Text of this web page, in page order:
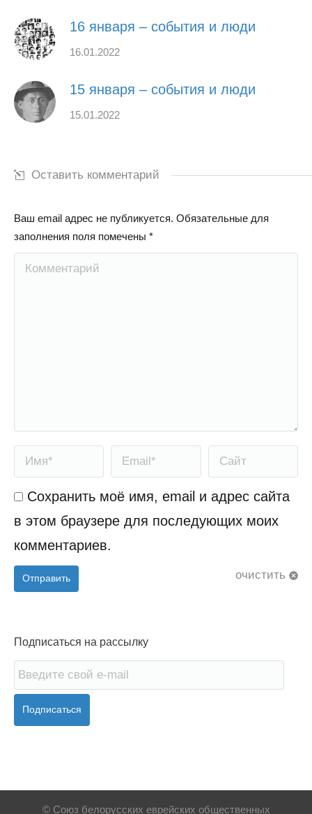
16 января – события и люди
16.01.2022
15 января – события и люди
15.01.2022
Оставить комментарий
Ваш email адрес не публикуется. Обязательные для
заполнения поля помечены *
Комментарий
Имя * Email * Сайт
Сохранить моё имя, email и адрес сайта
в этом браузере для последующих моих
комментариев.
очистить
Отправить
Подписаться на рассылку
Подписаться
© Союз белорусских еврейских общественных